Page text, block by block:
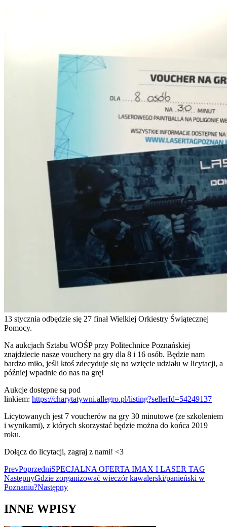
13 stycznia odbędzie się 27 finał Wielkiej Orkiestry Świątecznej
Pomocy.
Na aukcjach Sztabu WOŚP przy Politechnice Poznańskiej
znajdziecie nasze vouchery na gry dla 8 i 16 osób. Będzie nam
bardzo miło, jeśli ktoś zdecyduje się na wzięcie udziału w licytacji, a
później wpadnie do nas na grę!
Aukcje dostępne są pod
linkiem: https://charytatywni.allegro.pl/listing?sellerId=54249137
Licytowanych jest 7 voucherów na gry 30 minutowe (ze szkoleniem
i wynikami), z których skorzystać będzie można do końca 2019
roku.
Dołącz do licytacji, zagraj z nami! <3
PrevPoprzedniSPECJALNA OFERTA IMAX I LASER TAG
NastępnyGdzie zorganizować wieczór kawalerski/panieński w
Poznaniu?Następny
INNE WPISY